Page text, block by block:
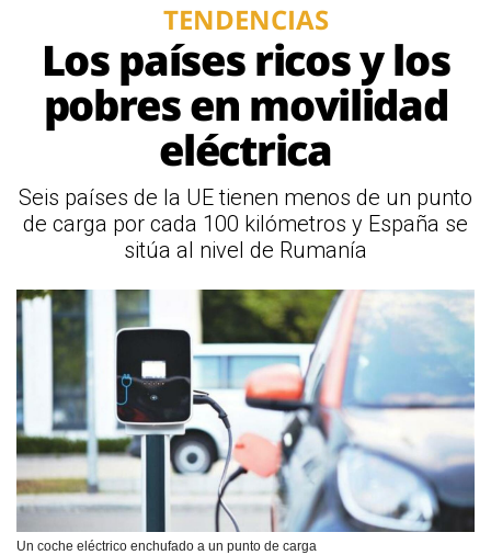
TENDENCIAS
Los países ricos y los
pobres en movilidad
eléctrica
Seis países de la UE tienen menos de un punto
de carga por cada 100 kilómetros y España se
sitúa al nivel de Rumanía
Un coche eléctrico enchufado a un punto de carga